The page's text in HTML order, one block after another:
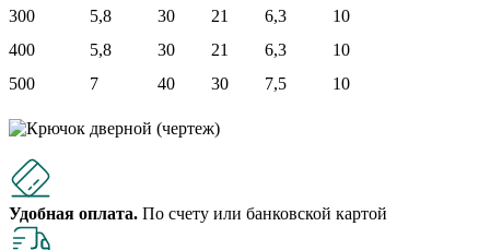
300
5,8 30 21 6,3
10
400
5,8 30 21 6,3
10
500
7 40 30 7,5 10
Удобная оплата. По счету или банковской картой